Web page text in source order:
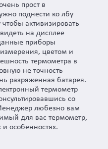
прост в
поднести ко лбу
активизировать
на дисплее
приборы
цветом и
термометра в
не точность
разряженная батарея.
термометр
со
любезно вам
для вас термометр,
и особенностях.